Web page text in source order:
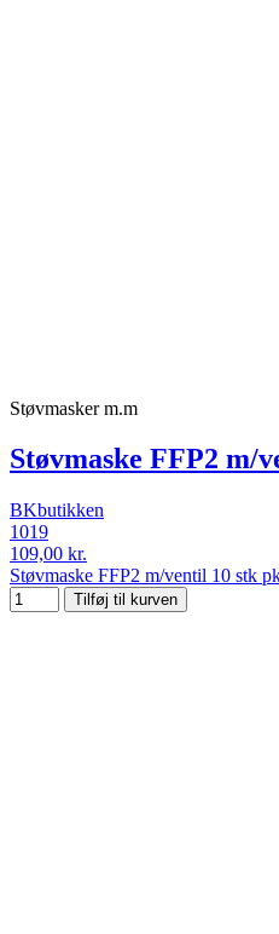
Støvmasker m.m
Støvmaske FFP2 m/
BKbutikken
1019
109,00 kr.
Støvmaske FFP2 m/ventil 10 stk
Tilføj til kurven